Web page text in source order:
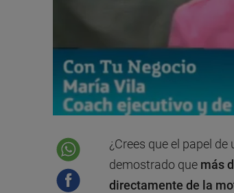
¿Crees que el papel
demostrado quemás
directamente de la